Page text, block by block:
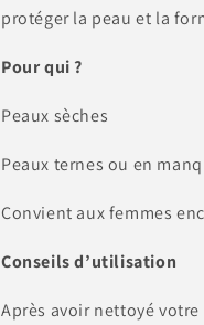
protéger la peau et la
Pour qui ?
Peaux sèches
Peaux ternes ou en
Convient aux femmes
Conseils d’utilisation
Après avoir nettoyé